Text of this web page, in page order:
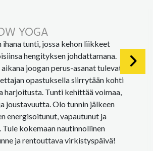
YOGA
ihana tunti, jossa kehon liikkeet
hengityksen johdattamana.
aikana joogan perus-asanat tulevat
opastuksella siirrytään kohti
harjoitusta. Tunti kehittää voimaa,
joustavuutta. Olo tunnin jälkeen
energisoitunut, vapautunut ja
kokemaan nautinnollinen
ja rentouttava virkistyspäivä!